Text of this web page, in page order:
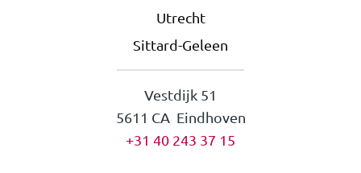
Utrecht
Sittard-Geleen
Vestdijk 51
5611 CA Eindhoven
+31 40 243 37 15